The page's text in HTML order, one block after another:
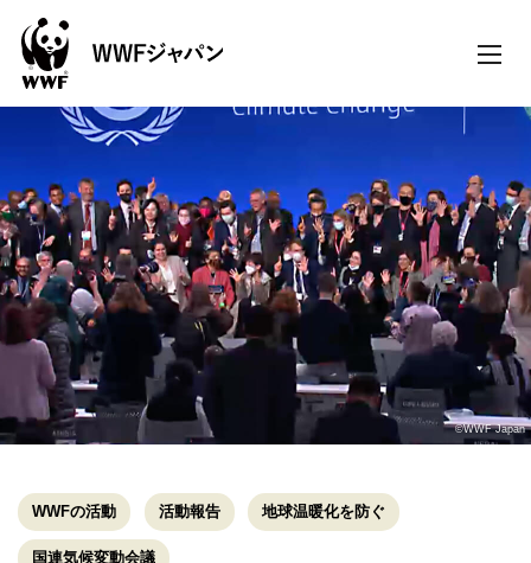
toggle
©WWF Japan
WWFの活動 活動報告 地球温暖化を防ぐ
国連気候変動会議